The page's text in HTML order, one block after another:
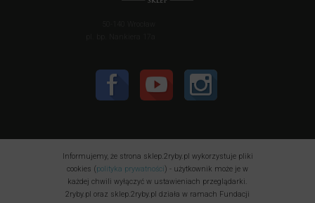
Informujemy, że strona sklep.2ryby.pl wykorzystuje pliki
cookies (polityka prywatności) - użytkownik może je w
każdej chwili wyłączyć w ustawieniach przeglądarki.
2ryby.pl oraz sklep.2ryby.pl działa w ramach Fundacji